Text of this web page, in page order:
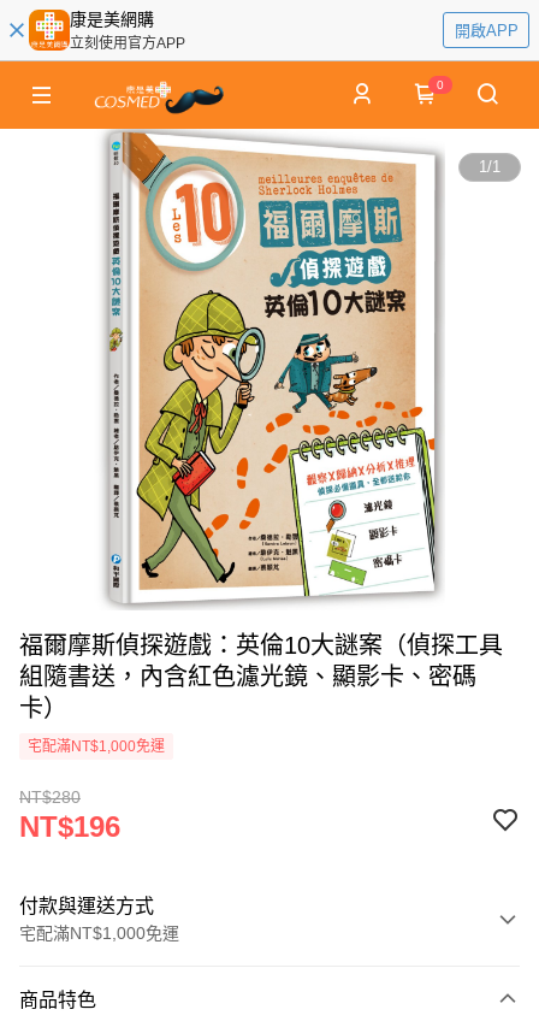
康是美網購
立刻使用官方APP
開啟APP
0
1/1
福爾摩斯偵探遊戲：英倫10大謎案（偵探工具
組隨書送，內含紅色濾光鏡、顯影卡、密碼
卡）
宅配滿NT$1,000免運
NT$280
NT$196
付款與運送方式
宅配滿NT$1,000免運
icash Pay
商品特色